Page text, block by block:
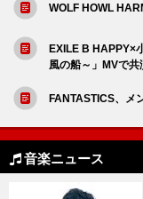
WOLF HOWL
EXILE B HAPPY×
風の船～」MVで共
FANTASTICS、メ
音楽ニュース